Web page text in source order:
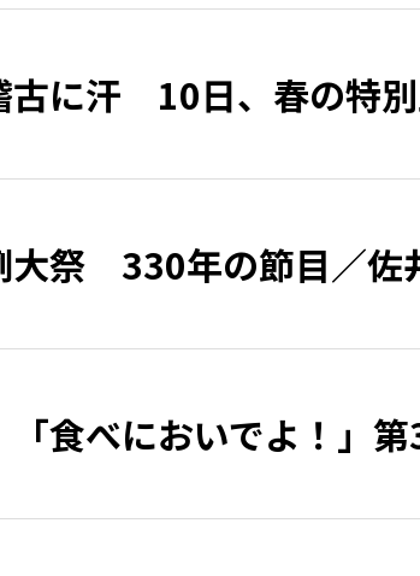
古に汗 10日、春の特
大祭 330年の節目／佐
食べにおいでよ！」第